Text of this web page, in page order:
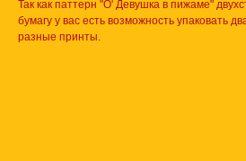
Так как паттерн "O' Девушка в пижаме"
бумагу у вас есть возможность упаковать
разные принты.